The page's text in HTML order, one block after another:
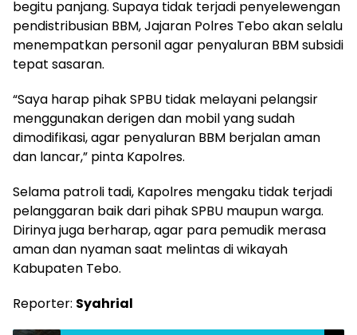
begitu panjang. Supaya tidak terjadi penyelewengan
pendistribusian BBM, Jajaran Polres Tebo akan selalu
menempatkan personil agar penyaluran BBM subsidi
tepat sasaran.
“Saya harap pihak SPBU tidak melayani pelangsir
menggunakan derigen dan mobil yang sudah
dimodifikasi, agar penyaluran BBM berjalan aman
dan lancar,” pinta Kapolres.
Selama patroli tadi, Kapolres mengaku tidak terjadi
pelanggaran baik dari pihak SPBU maupun warga.
Dirinya juga berharap, agar para pemudik merasa
aman dan nyaman saat melintas di wikayah
Kabupaten Tebo.
Reporter: Syahrial